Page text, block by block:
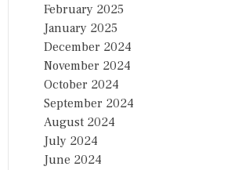
February 2025
January 2025
December 2024
November 2024
October 2024
September 2024
August 2024
July 2024
June 2024